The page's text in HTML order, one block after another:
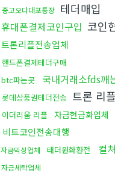
중고오다대포통장 테더매입
휴대폰결제코인구입 코인
트론리플전송업체
핸드폰결제테더구매
btc파는곳
국내거래소fds깨
롯데상품권테더전송 트론 리
이더리움 리플 자금현금화업체
비트코인전송대행
자금믹싱업체 태더원화환전 컬
자금세탁업체